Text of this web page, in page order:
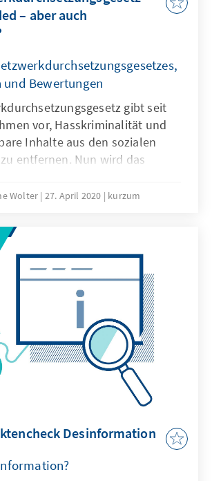
– aber auch
und Bewertungen
gibt seit
vor, Hasskriminalität und
Inhalte aus den sozialen
entfernen. Nun wird das
Wolter 27. April 2020 kurzum
Desinformation